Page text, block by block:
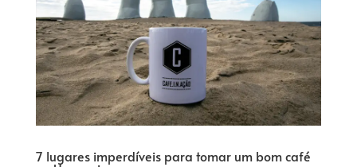
7 lugares imperdíveis para tomar um bom café